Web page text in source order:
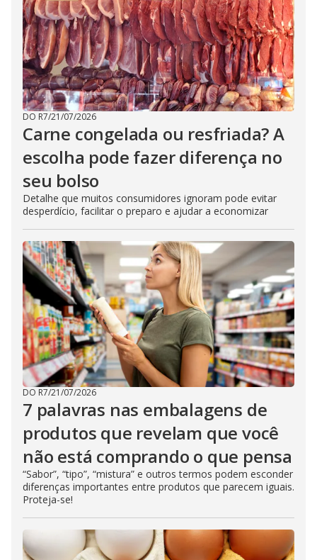
DO R7/21/07/2026
Carne congelada ou resfriada? A
escolha pode fazer diferença no
seu bolso
Detalhe que muitos consumidores ignoram pode evitar
desperdício, facilitar o preparo e ajudar a economizar
DO R7/21/07/2026
7 palavras nas embalagens de
produtos que revelam que você
não está comprando o que pensa
“Sabor”, “tipo”, “mistura” e outros termos podem esconder
diferenças importantes entre produtos que parecem iguais.
Proteja-se!